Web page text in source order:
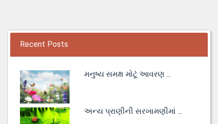
Recent Posts
મનુષ્ય સમક્ષ મોટૂં આવરણ ...
અન્ય પ્રાણીની સરખામણીમાં ...